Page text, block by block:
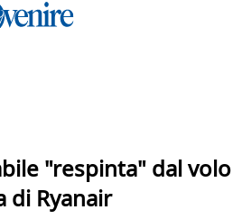
"respinta" dal volo
di Ryanair